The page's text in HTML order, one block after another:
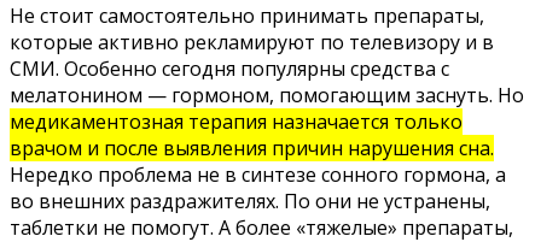
Не стоит самостоятельно принимать препараты,
которые активно рекламируют по телевизору и в
СМИ. Особенно сегодня популярны средства с
мелатонином — гормоном, помогающим заснуть. Но
медикаментозная терапия назначается только
врачом и после выявления причин нарушения сна.
Нередко проблема не в синтезе сонного гормона, а
во внешних раздражителях. По они не устранены,
таблетки не помогут. А более «тяжелые» препараты,